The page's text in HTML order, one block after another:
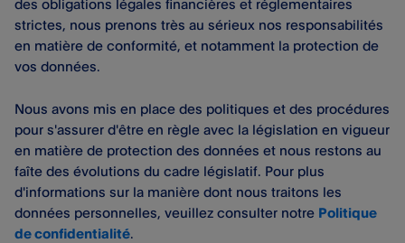
des obligations légales financières et réglementaires
strictes, nous prenons très au sérieux nos responsabilités
en matière de conformité, et notamment la protection de
vos données.
Nous avons mis en place des politiques et des procédures
pour s'assurer d'être en règle avec la législation en vigueur
en matière de protection des données et nous restons au
faîte des évolutions du cadre législatif. Pour plus
d'informations sur la manière dont nous traitons les
données personnelles, veuillez consulter notre Politique
de confidentialité.